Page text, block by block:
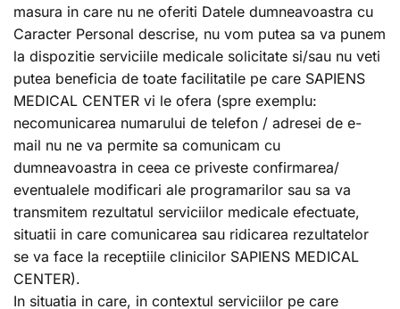
masura in care nu ne oferiti Datele dumneavoastra cu
Caracter Personal descrise, nu vom putea sa va punem
la dispozitie serviciile medicale solicitate si/sau nu veti
putea beneficia de toate facilitatile pe care SAPIENS
MEDICAL CENTER vi le ofera (spre exemplu:
necomunicarea numarului de telefon / adresei de e-
mail nu ne va permite sa comunicam cu
dumneavoastra in ceea ce priveste confirmarea/
eventualele modificari ale programarilor sau sa va
transmitem rezultatul serviciilor medicale efectuate,
situatii in care comunicarea sau ridicarea rezultatelor
se va face la receptiile clinicilor SAPIENS MEDICAL
CENTER).
In situatia in care, in contextul serviciilor pe care